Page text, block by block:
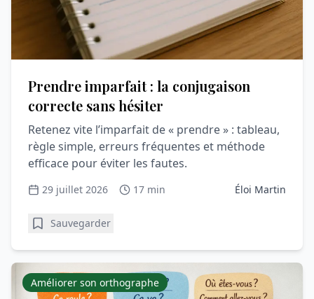
Prendre imparfait : la conjugaison
correcte sans hésiter
Retenez vite l’imparfait de « prendre » : tableau,
règle simple, erreurs fréquentes et méthode
efficace pour éviter les fautes.
29 juillet 2026 17 min Éloi Martin
Sauvegarder
Améliorer son orthographe